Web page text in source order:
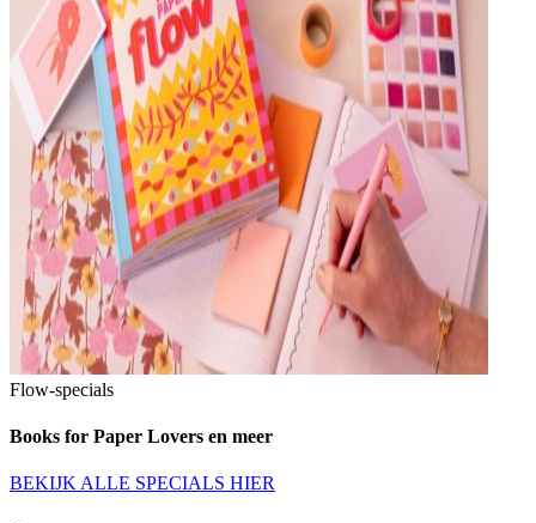
Flow-specials
Books for Paper Lovers en meer
BEKIJK ALLE SPECIALS HIER